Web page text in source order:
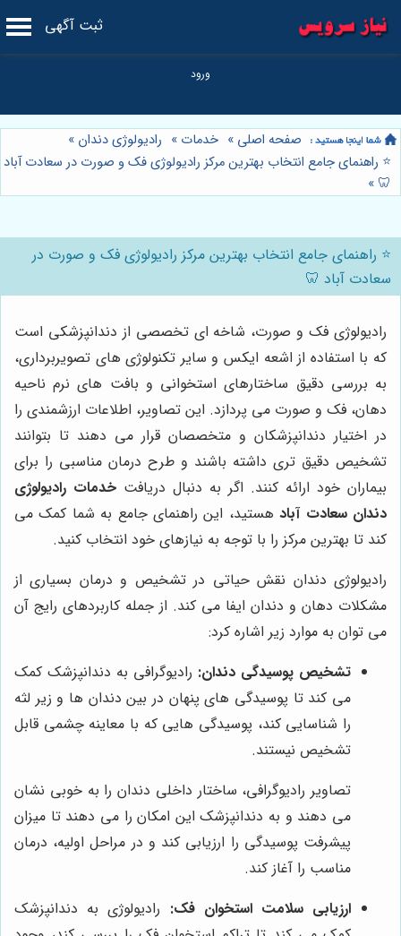
ثبت آگهی
صفحه اصلی » خدمات » رادیولوژی دندان »
⭐️ راهنمای جامع انتخاب بهترین مرکز رادیولوژی فک و صورت در سعادت آباد
🦷
»
⭐️ راهنمای جامع انتخاب بهترین مرکز رادیولوژی فک و صورت در
سعادت آباد 🦷
رادیولوژی فک و صورت، شاخه ای تخصصی از دندانپزشکی است
که با استفاده از اشعه ایکس و سایر تکنولوژی های تصویربرداری،
به بررسی دقیق ساختارهای استخوانی و بافت های نرم ناحیه
دهان، فک و صورت می پردازد. این تصاویر، اطلاعات ارزشمندی را
در اختیار دندانپزشکان و متخصصان قرار می دهند تا بتوانند
تشخیص دقیق تری داشته باشند و طرح درمان مناسبی را برای
بیماران خود ارائه کنند. اگر به دنبال دریافت خدمات رادیولوژی
دندان سعادت آبادهستید، این راهنمای جامع به شما کمک می
کند تا بهترین مرکز را با توجه به نیازهای خود انتخاب کنید.
رادیولوژی دندان نقش حیاتی در تشخیص و درمان بسیاری از
مشکلات دهان و دندان ایفا می کند. از جمله کاربردهای رایج آن
می توان به موارد زیر اشاره کرد:
تشخیص پوسیدگی دندان: رادیوگرافی به دندانپزشک کمک
می کند تا پوسیدگی های پنهان در بین دندان ها و زیر لثه
را شناسایی کند، پوسیدگی هایی که با معاینه چشمی قابل
تشخیص نیستند.
تصاویر رادیوگرافی، ساختار داخلی دندان را به خوبی نشان
می دهند و به دندانپزشک این امکان را می دهند تا میزان
پیشرفت پوسیدگی را ارزیابی کند و در مراحل اولیه، درمان
مناسب را آغاز کند.
ارزیابی سلامت استخوان فک: رادیولوژی به دندانپزشک